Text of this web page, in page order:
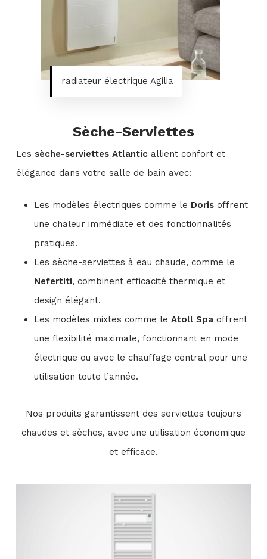
radiateur électrique Agilia
Sèche-Serviettes
Les sèche-serviettes Atlantic allient confort et
élégance dans votre salle de bain avec:
Les modèles électriques comme le Dorisoffrent
une chaleur immédiate et des fonctionnalités
pratiques.
Les sèche-serviettes à eau chaude, comme le
Nefertiti, combinent efficacité thermique et
design élégant.
Les modèles mixtes comme le Atoll Spaoffrent
une flexibilité maximale, fonctionnant en mode
électrique ou avec le chauffage central pour une
utilisation toute l’année.
Nos produits garantissent des serviettes toujours
chaudes et sèches, avec une utilisation économique
et efficace.